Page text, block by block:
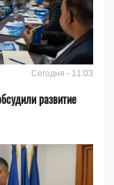
Сегодня - 11:03
развитие